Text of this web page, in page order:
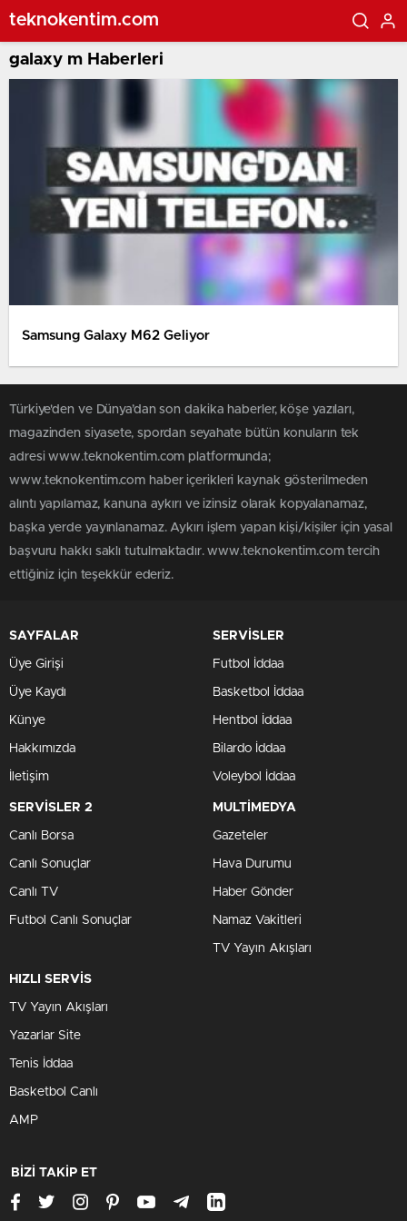
teknokentim.com
galaxy m Haberleri
Samsung Galaxy M62 Geliyor
Türkiye'den ve Dünya’dan son dakika haberler, köşe yazıları,
magazinden siyasete, spordan seyahate bütün konuların tek
adresi www.teknokentim.com platformunda;
www.teknokentim.com haber içerikleri kaynak gösterilmeden
alıntı yapılamaz, kanuna aykırı ve izinsiz olarak kopyalanamaz,
başka yerde yayınlanamaz. Aykırı işlem yapan kişi/kişiler için yasal
başvuru hakkı saklı tutulmaktadır. www.teknokentim.com tercih
ettiğiniz için teşekkür ederiz.
SAYFALAR
Üye Girişi
Üye Kaydı
Künye
Hakkımızda
İletişim
SERVİSLER
Futbol İddaa
Basketbol İddaa
Hentbol İddaa
Bilardo İddaa
Voleybol İddaa
SERVİSLER 2
Canlı Borsa
Canlı Sonuçlar
Canlı TV
Futbol Canlı Sonuçlar
MULTİMEDYA
Gazeteler
Hava Durumu
Haber Gönder
Namaz Vakitleri
TV Yayın Akışları
HIZLI SERVİS
TV Yayın Akışları
Yazarlar Site
Tenis İddaa
Basketbol Canlı
AMP
BİZİ TAKİP ET